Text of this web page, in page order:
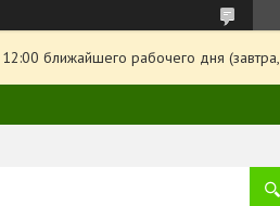
ближайшего рабочего дня